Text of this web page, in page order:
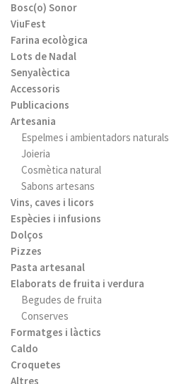
Bosc(o) Sonor
ViuFest
Farina ecològica
Lots de Nadal
Senyalèctica
Accessoris
Publicacions
Artesania
Espelmes i ambientadors naturals
Joieria
Cosmètica natural
Sabons artesans
Vins, caves i licors
Espècies i infusions
Dolços
Pizzes
Pasta artesanal
Elaborats de fruita i verdura
Begudes de fruita
Conserves
Formatges i làctics
Caldo
Croquetes
Altres